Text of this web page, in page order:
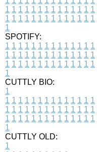
1 1 1 1 1 1 1 1 1 1 1 1 1 1
1 1 1 1 1 1 1 1 1 1 1 1 1 1
1
SPOTIFY:
1 1 1 1 1 1 1 1 1 1 1 1 1 1
1 1 1 1 1 1 1 1 1 1 1 1 1 1
1 1 1 1 1 1 1 1 1 1 1 1 1 1
1
CUTTLY BIO:
1
1 1 1 1 1 1 1 1 1 1 1 1 1 1
1 1 1 1 1 1 1 1 1 1 1 1 1 1
1 1 1 1 1 1 1 1 1 1 1 1 1 1
1
CUTTLY OLD:
1